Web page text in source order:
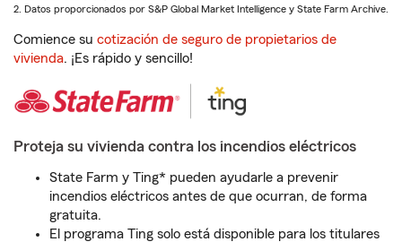
2. Datos proporcionados por S&P Global Market Intelligence y State Farm Archive.
Comience su cotización de seguro de propietarios de
vivienda. ¡Es rápido y sencillo!
Proteja su vivienda contra los incendios eléctricos
State Farm y Ting* pueden ayudarle a prevenir
incendios eléctricos antes de que ocurran, de forma
gratuita.
El programa Ting solo está disponible para los titulares